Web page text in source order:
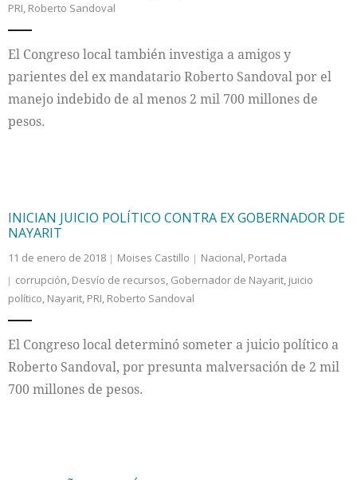
PRI, Roberto Sandoval
El Congreso local también investiga a amigos y
parientes del ex mandatario Roberto Sandoval por el
manejo indebido de al menos 2 mil 700 millones de
pesos.
INICIAN JUICIO POLÍTICO CONTRA EX GOBERNADOR DE
NAYARIT
11 de enero de 2018 Moises Castillo Nacional, Portada
corrupción, Desvío de recursos, Gobernador de Nayarit, juicio
político, Nayarit, PRI, Roberto Sandoval
El Congreso local determinó someter a juicio político a
Roberto Sandoval, por presunta malversación de 2 mil
700 millones de pesos.